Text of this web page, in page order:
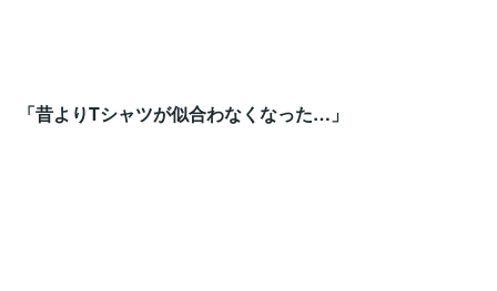
「昔よりTシャツが似合わなくなった…」